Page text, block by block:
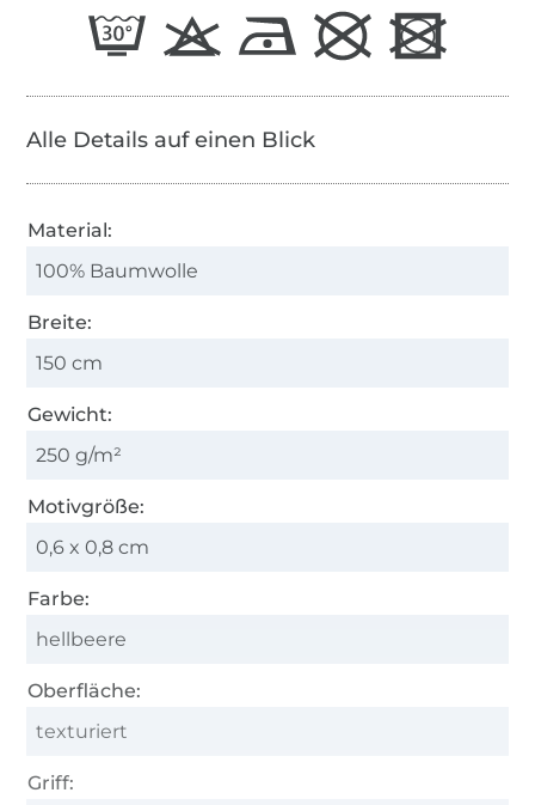
Alle Details auf einen Blick
Material:
100% Baumwolle
Breite:
150 cm
Gewicht:
250 g/m²
Motivgröße:
0,6 x 0,8 cm
Farbe:
hellbeere
Oberfläche:
texturiert
Griff: